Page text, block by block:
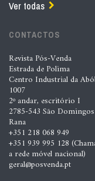
Ver todas
CONTACTOS
Revista Pós-Venda
Estrada de Polima
Centro Industrial da
1007
2º andar, escritório I
2785-543 São
Rana
+351 218 068 949
+351 939 995 128
a rede móvel nacional)
geral@posvenda.pt